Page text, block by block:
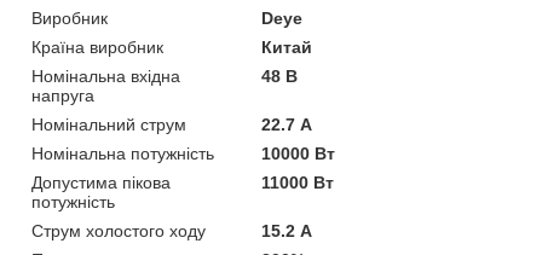
Виробник
Deye
Країна виробник
Китай
Номінальна вхідна
напруга
48 В
Номінальний струм
22.7 А
Номінальна потужність
10000 Вт
Допустима пікова
потужність
11000 Вт
Струм холостого ходу
15.2 А